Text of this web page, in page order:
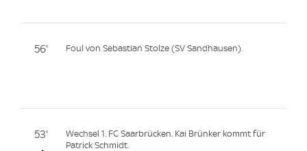
56' Foul von Sebastian Stolze (SV Sandhausen).
53'
Wechsel 1. FC Saarbrücken. Kai Brünker kommt für
Patrick Schmidt.